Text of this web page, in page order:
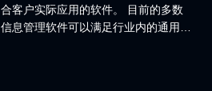
合客户实际应用的软件。 目前的多数
信息管理软件可以满足行业内的通用需